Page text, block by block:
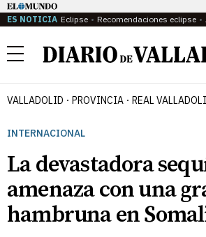
ES NOTICIA Eclipse Recomendaciones eclipse
Menú
VALLADOLID PROVINCIA REAL
INTERNACIONAL
La devastadora
amenaza con una
hambruna en